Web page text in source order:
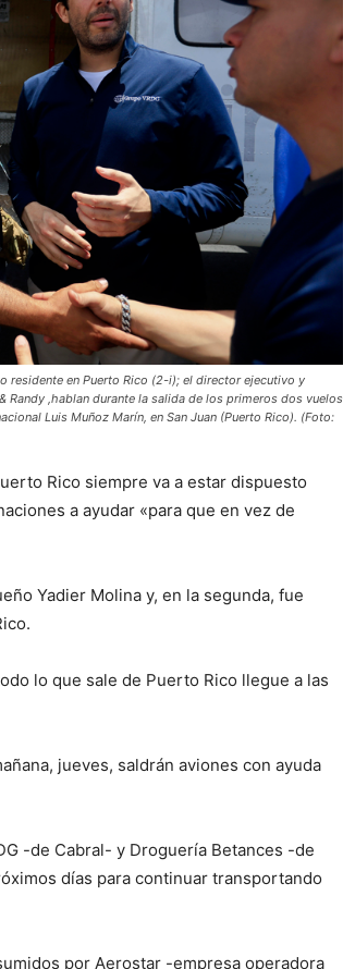
residente en Puerto Rico (2-i); el director ejecutivo y
,hablan durante la salida de los primeros dos vuelos
Luis Muñoz Marín, en San Juan (Puerto Rico). (Foto:
Rico siempre va a estar dispuesto
a ayudar «para que en vez de
Yadier Molina y, en la segunda, fue
lo que sale de Puerto Rico llegue a las
jueves, saldrán aviones con ayuda
-de Cabral- y Droguería Betances -de
días para continuar transportando
por Aerostar -empresa operadora